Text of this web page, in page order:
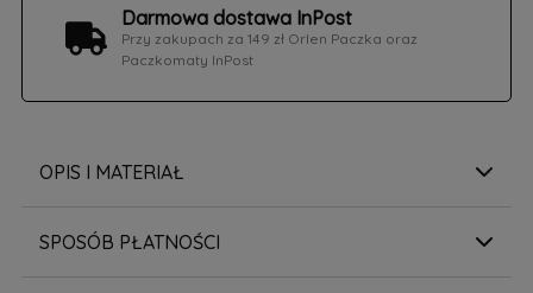
Darmowa dostawa InPost
Przy zakupach za 149 zł Orlen Paczka oraz
Paczkomaty InPost
OPIS I MATERIAŁ
SPOSÓB PŁATNOŚCI